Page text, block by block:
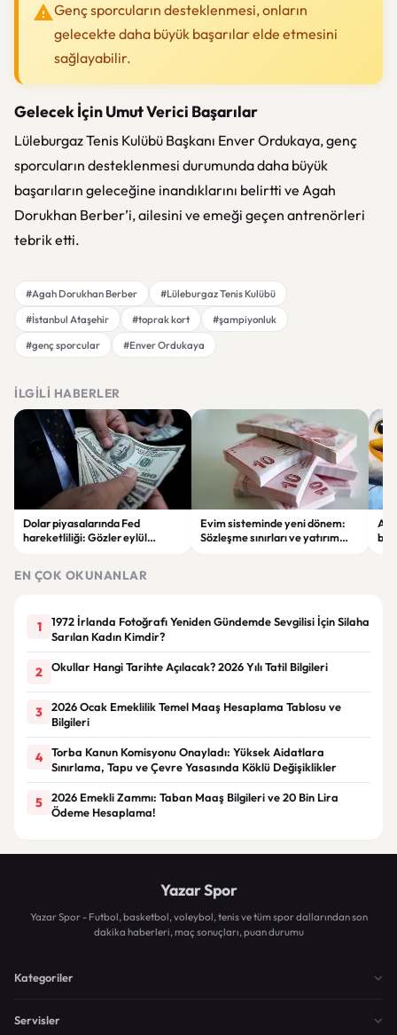
Genç sporcuların desteklenmesi, onların
gelecekte daha büyük başarılar elde etmesini
sağlayabilir.
Gelecek İçin Umut Verici Başarılar
Lüleburgaz Tenis Kulübü Başkanı Enver Ordukaya, genç
sporcuların desteklenmesi durumunda daha büyük
başarıların geleceğine inandıklarını belirtti ve Agah
Dorukhan Berber’i, ailesini ve emeği geçen antrenörleri
tebrik etti.
#Agah Dorukhan Berber
#Lüleburgaz Tenis Kulübü
#İstanbul Ataşehir
#toprak kort
#şampiyonluk
#genç sporcular
#Enver Ordukaya
İLGILI HABERLER
Dolar piyasalarında Fed
hareketliliği: Gözler eylül
Evim sisteminde yeni dönem:
Sözleşme sınırları ve yatırım
EN ÇOK OKUNANLAR
1
1972 İrlanda Fotoğrafı Yeniden Gündemde Sevgilisi İçin Silaha
Sarılan Kadın Kimdir?
2 Okullar Hangi Tarihte Açılacak? 2026 Yılı Tatil Bilgileri
3
2026 Ocak Emeklilik Temel Maaş Hesaplama Tablosu ve
Bilgileri
4
Torba Kanun Komisyonu Onayladı: Yüksek Aidatlara
Sınırlama, Tapu ve Çevre Yasasında Köklü Değişiklikler
5
2026 Emekli Zammı: Taban Maaş Bilgileri ve 20 Bin Lira
Ödeme Hesaplama!
Yazar Spor
Yazar Spor - Futbol, basketbol, voleybol, tenis ve tüm spor dallarından son
dakika haberleri, maç sonuçları, puan durumu
Kategoriler
Servisler